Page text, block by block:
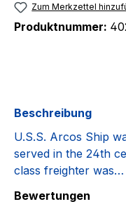
Zum Merkzettel
Produktnummer:
Beschreibung
U.S.S. Arcos Ship
served in the 24th
class freighter was…
Bewertungen